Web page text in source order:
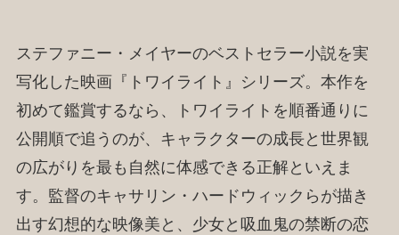
ステファニー・メイヤーのベストセラー小説を実
写化した映画『トワイライト』シリーズ。本作を
初めて鑑賞するなら、トワイライトを順番通りに
公開順で追うのが、キャラクターの成長と世界観
の広がりを最も自然に体感できる正解といえま
す。監督のキャサリン・ハードウィックらが描き
出す幻想的な映像美と、少女と吸血鬼の禁断の恋